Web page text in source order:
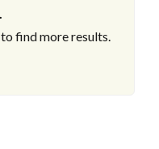
find more results.